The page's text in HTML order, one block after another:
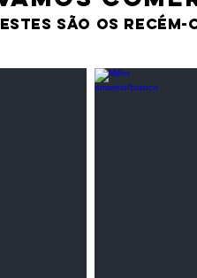
estes são os recém-
Milho